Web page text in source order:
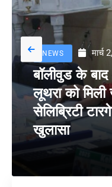
NEWS मार्च
बॉलीवुड के
लूथरा को
सेलिब्रिटी
खुलासा